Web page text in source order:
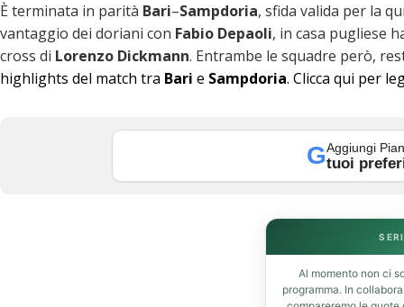
È terminata in parità Bari–Sampdoria, sfida valida per la
vantaggio dei doriani con Fabio Depaoli, in casa pugliese
cross di Lorenzo Dickmann. Entrambe le squadre però,
highlights del match tra Bari e Sampdoria. Clicca qui per
GAggiungi
tuoi
Al momento non ci
programma. In